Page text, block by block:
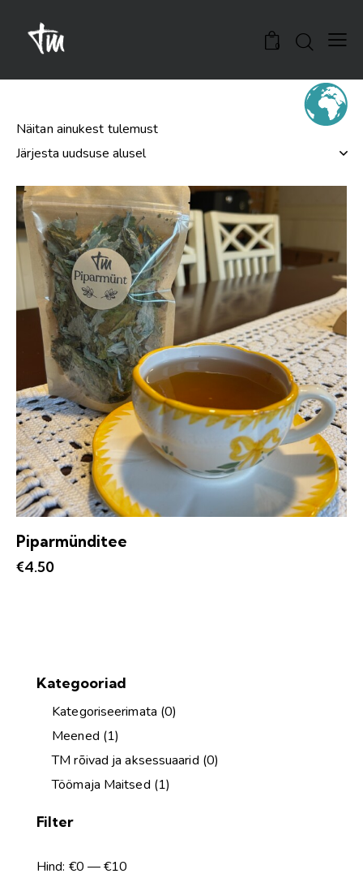
0
Näitan ainukest tulemust
Piparmünditee
€4.50
Kategooriad
Kategoriseerimata (0)
Meened (1)
TM rõivad ja aksessuaarid (0)
Töömaja Maitsed (1)
Filter
Hind: €0 —€10